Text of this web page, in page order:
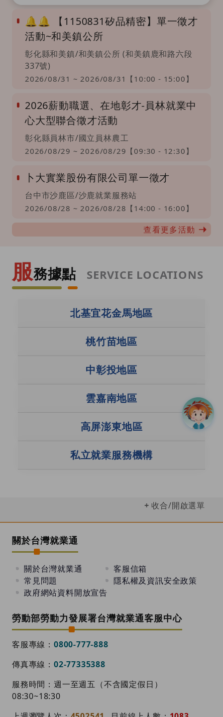
🔔🔔 【1150831矽品精密】單一徵才
活動~和美鎮公所
彰化縣和美鎮/和美鎮公所 (和美鎮鹿和路六段
337號)
2026/08/31 ~ 2026/08/31【10:00 - 15:00】
2026薪動職選、在地彰才-員林就業中
心大型聯合徵才活動
彰化縣員林市/國立員林農工
2026/08/29 ~ 2026/08/29【09:30 - 12:30】
卜大實業股份有限公司單一徵才
台中市沙鹿區/沙鹿就業服務站
2026/08/28 ~ 2026/08/28【14:00 - 16:00】
查看更多活動
服務據點 SERVICE LOCATIONS
就業服務據點北基宜花金馬地區
桃竹苗地區
中彰投地區
雲嘉南地區
高屏澎東地區
私立就業服務機構
收合/開啟選單
關於台灣就業通
關於台灣就業通
客服信箱
常見問題
隱私權及資訊安全政策
政府網站資料開放宣告
勞動部勞動力發展署台灣就業通客服中心
客服專線： 0800-777-888
傳真專線： 02-77335388
服務時間：週一至週五（不含國定假日）
08:30~18:30